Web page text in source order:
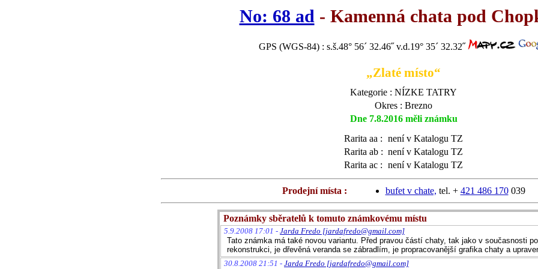
No: 68 ad- Kamenná chata pod
GPS (WGS-84) : s.š.48° 56´ 32.46˝ v.d.19° 35´ 32.32˝
„Zlaté místo“
Kategorie : NÍZKE TATRY
Okres : Brezno
Dne 7.8.2016 měli známku
Rarita aa : není v Katalogu TZ
Rarita ab : není v Katalogu TZ
Rarita ac : není v Katalogu TZ
Prodejní místa : bufet v chate, tel. + 421 486 170039
Poznámky sběratelů k tomuto známkovému místu
5.9.2008 17:01 - Jarda Fredo [jardafredo@gmail.com]
Tato známka má také novou variantu. Před pravou částí chaty, tak jako v současnosti po
rekonstrukci, je dřevěná veranda se zábradlím, je propracovanější grafika chaty a
30.8.2008 21:51 - Jarda Fredo [jardafredo@gmail.com]